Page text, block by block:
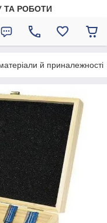
ТА РОБОТИ
й приналежності